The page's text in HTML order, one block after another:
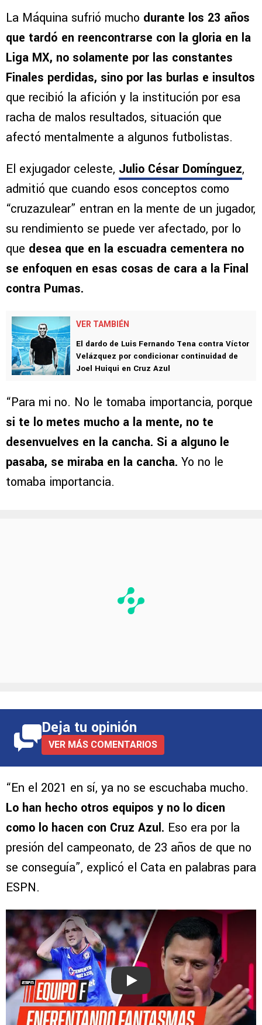
La Máquina sufrió mucho durante los 23 años
que tardó en reencontrarse con la gloria en la
Liga MX, no solamente por las constantes
Finales perdidas, sino por las burlas e insultos
que recibió la afición y la institución por esa
racha de malos resultados, situación que
afectó mentalmente a algunos futbolistas.
El exjugador celeste, Julio César Domínguez,
admitió que cuando esos conceptos como
“cruzazulear” entran en la mente de un jugador,
su rendimiento se puede ver afectado, por lo
que desea que en la escuadra cementera no
se enfoquen en esas cosas de cara a la Final
contra Pumas.
VER TAMBIÉN
El dardo de Luis Fernando Tena contra Víctor
Velázquez por condicionar continuidad de
Joel Huiqui en Cruz Azul
“Para mi no. No le tomaba importancia, porque
si te lo metes mucho a la mente, no te
desenvuelves en la cancha. Si a alguno le
pasaba, se miraba en la cancha. Yo no le
tomaba importancia.
Deja tu opinión
VER MÁS COMENTARIOS
“En el 2021 en sí, ya no se escuchaba mucho.
Lo han hecho otros equipos y no lo dicen
como lo hacen con Cruz Azul. Eso era por la
presión del campeonato, de 23 años de que no
se conseguía”, explicó el Cata en palabras para
ESPN.
Play